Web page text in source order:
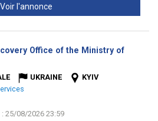
Voir l'annonce
Office of the Ministry of
UKRAINE
KYIV
25/08/2026 23:59